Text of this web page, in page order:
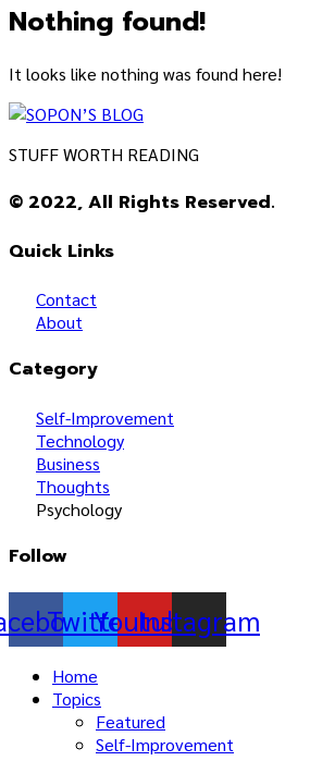
Nothing found!
It looks like nothing was found here!
STUFF WORTH READING
© 2022, All Rights Reserved.
Quick Links
Contact
About
Category
Self-Improvement
Technology
Business
Thoughts
Psychology
Follow
TwitterYoutube
Instagram
Home
Topics
Featured
Self-Improvement